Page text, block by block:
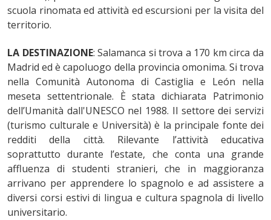
scuola rinomata ed attività ed escursioni per la visita del
territorio.
LA DESTINAZIONE: Salamanca si trova a 170 km circa da
Madrid ed è capoluogo della provincia omonima. Si trova
nella Comunità Autonoma di Castiglia e León nella
meseta settentrionale. È stata dichiarata Patrimonio
dell’Umanità dall'UNESCO nel 1988. Il settore dei servizi
(turismo culturale e Università) è la principale fonte dei
redditi della città. Rilevante l’attività educativa
soprattutto durante l’estate, che conta una grande
affluenza di studenti stranieri, che in maggioranza
arrivano per apprendere lo spagnolo e ad assistere a
diversi corsi estivi di lingua e cultura spagnola di livello
universitario.